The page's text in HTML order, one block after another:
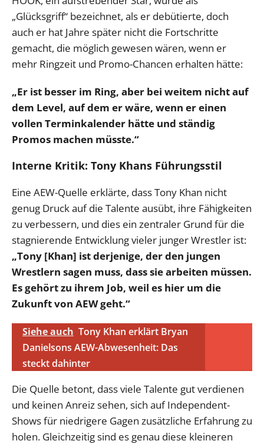
„Glücksgriff“ bezeichnet, als er debütierte, doch
auch er hat Jahre später nicht die Fortschritte
gemacht, die möglich gewesen wären, wenn er
mehr Ringzeit und Promo-Chancen erhalten hätte:
„Er ist besser im Ring, aber bei weitem nicht auf
dem Level, auf dem er wäre, wenn er einen
vollen Terminkalender hätte und ständig
Promos machen müsste.“
Interne Kritik: Tony Khans Führungsstil
Eine AEW-Quelle erklärte, dass Tony Khan nicht
genug Druck auf die Talente ausübt, ihre Fähigkeiten
zu verbessern, und dies ein zentraler Grund für die
stagnierende Entwicklung vieler junger Wrestler ist:
„Tony [Khan] ist derjenige, der den jungen
Wrestlern sagen muss, dass sie arbeiten müssen.
Es gehört zu ihrem Job, weil es hier um die
Zukunft von AEW geht.“
Siehe auch Tony Khan erklärt Bryan
Danielsons AEW-Abwesenheit: Das
steckt dahinter
Die Quelle betont, dass viele Talente gut verdienen
und keinen Anreiz sehen, sich auf Independent-
Shows für niedrigere Gagen zusätzliche Erfahrung zu
holen. Gleichzeitig sind es genau diese kleineren